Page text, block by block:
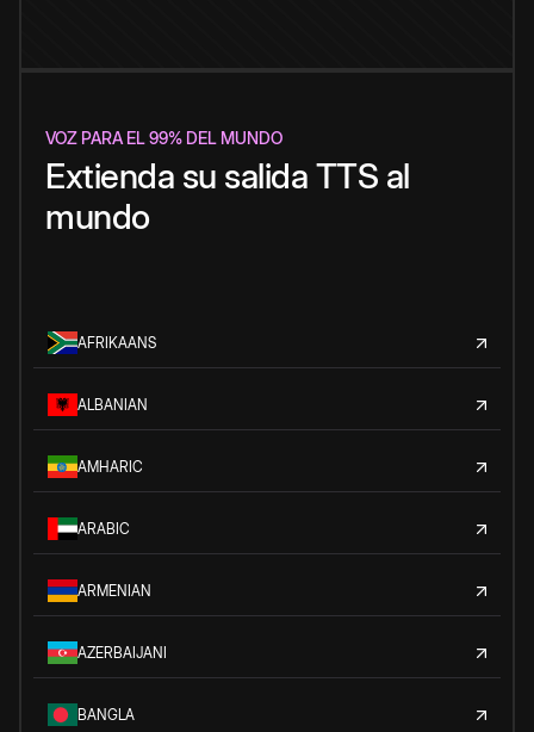
VOZ PARA EL 99% DEL MUNDO
Extienda su salida TTS al
mundo
AFRIKAANS
ALBANIAN
AMHARIC
ARABIC
ARMENIAN
AZERBAIJANI
BANGLA